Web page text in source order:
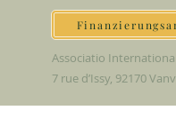
Associatio
7 rue d’Issy, 92170